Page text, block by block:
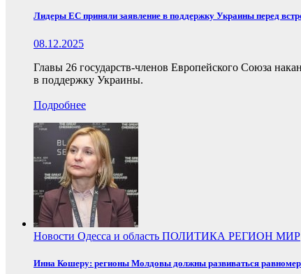
Лидеры ЕС приняли заявление в поддержку Украины перед
08.12.2025
Главы 26 государств-членов Европейского Союза
в поддержку Украины.
Подробнее
Новости Одесса и область ПОЛИТИКА РЕГИОН МИР
Инна Кошеру: регионы Молдовы должны развиваться